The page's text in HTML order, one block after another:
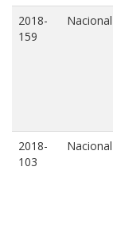
2018-
159
Nacional
2018-
103
Nacional